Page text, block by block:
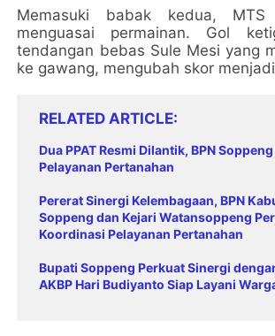
Memasuki babak kedua,
menguasai permainan. Gol
tendangan bebas Sule Mesi yang
ke gawang, mengubah skor
RELATED ARTICLE
Dua PPAT Resmi Dilantik, BPN
Pelayanan Pertanahan
Pererat Sinergi Kelembagaan, BPN
Soppeng dan Kejari Watansoppeng
Koordinasi Pelayanan Pertanahan
Bupati Soppeng Perkuat Sinergi
AKBP Hari Budiyanto Siap Layani